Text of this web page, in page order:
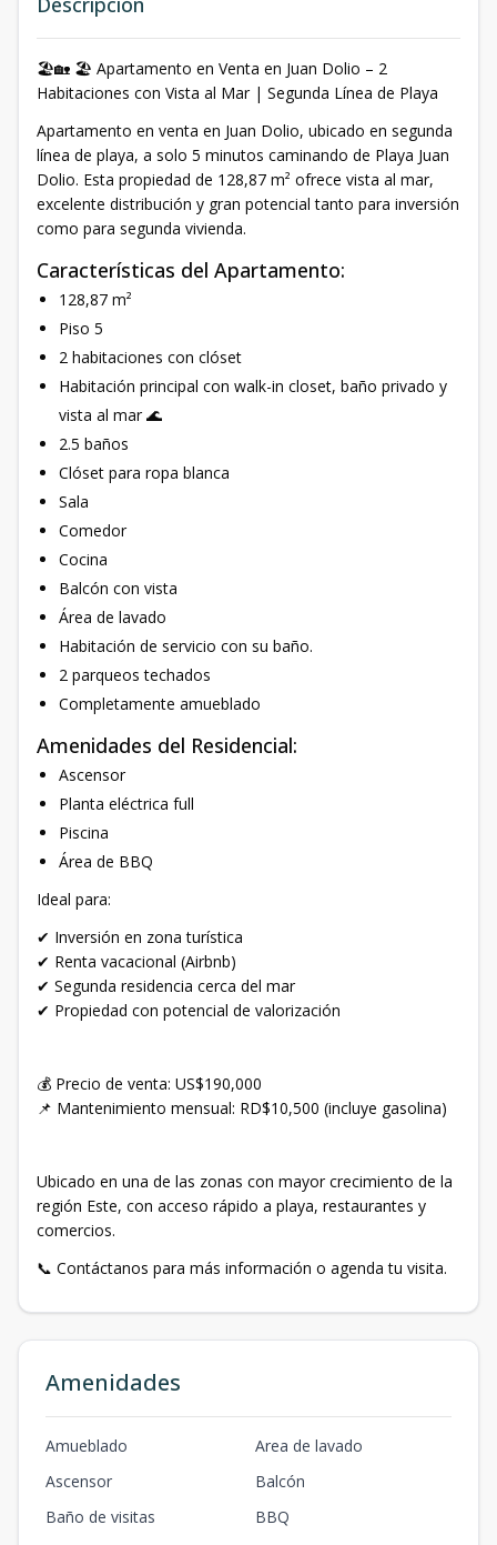
🏖️🏡 🏖️ Apartamento en Venta en Juan Dolio – 2
Habitaciones con Vista al Mar | Segunda Línea de Playa
Apartamento en venta en Juan Dolio, ubicado en segunda
línea de playa, a solo 5 minutos caminando de Playa Juan
Dolio. Esta propiedad de 128,87 m² ofrece vista al mar,
excelente distribución y gran potencial tanto para inversión
como para segunda vivienda.
Características del Apartamento:
128,87 m²
Piso 5
2 habitaciones con clóset
Habitación principal con walk-in closet, baño privado y
vista al mar 🌊
2.5 baños
Clóset para ropa blanca
Sala
Comedor
Cocina
Balcón con vista
Área de lavado
Habitación de servicio con su baño.
2 parqueos techados
Completamente amueblado
Amenidades del Residencial:
Ascensor
Planta eléctrica full
Piscina
Área de BBQ
Ideal para:
✔ Inversión en zona turística
✔ Renta vacacional (Airbnb)
✔ Segunda residencia cerca del mar
✔ Propiedad con potencial de valorización
💰 Precio de venta: US$190,000
📌 Mantenimiento mensual: RD$10,500 (incluye gasolina)
Ubicado en una de las zonas con mayor crecimiento de la
región Este, con acceso rápido a playa, restaurantes y
comercios.
📞 Contáctanos para más información o agenda tu visita.
Amenidades
Amueblado
Area de lavado
Ascensor
Balcón
Baño de visitas
BBQ